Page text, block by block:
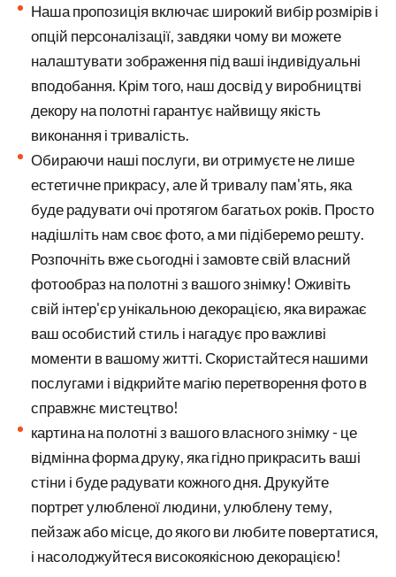
Наша пропозиція включає широкий вибір розмірів і
опцій персоналізації, завдяки чому ви можете
налаштувати зображення під ваші індивідуальні
вподобання. Крім того, наш досвід у виробництві
декору на полотні гарантує найвищу якість
виконання і тривалість.
Обираючи наші послуги, ви отримуєте не лише
естетичне прикрасу, але й тривалу пам'ять, яка
буде радувати очі протягом багатьох років. Просто
надішліть нам своє фото, а ми підіберемо решту.
Розпочніть вже сьогодні і замовте свій власний
фотообраз на полотні з вашого знімку! Оживіть
свій інтер'єр унікальною декорацією, яка виражає
ваш особистий стиль і нагадує про важливі
моменти в вашому житті. Скористайтеся нашими
послугами і відкрийте магію перетворення фото в
справжнє мистецтво!
картина на полотні з вашого власного знімку - це
відмінна форма друку, яка гідно прикрасить ваші
стіни і буде радувати кожного дня. Друкуйте
портрет улюбленої людини, улюблену тему,
пейзаж або місце, до якого ви любите повертатися,
і насолоджуйтеся високоякісною декорацією!